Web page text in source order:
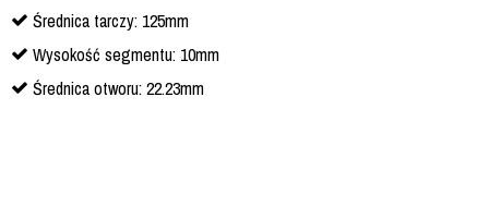
Średnica tarczy: 125mm
Wysokość segmentu: 10mm
Średnica otworu: 22.23mm